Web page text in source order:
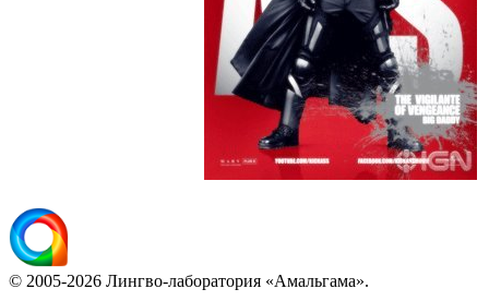
© 2005-2026 Лингво-лаборатория «Амальгама».